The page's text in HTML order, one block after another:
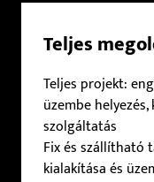
Teljes
Teljes projekt:
üzembe
szolgáltatás
Fix és szállítható
kialakítása és